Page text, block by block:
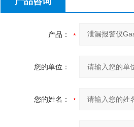
产品：
您的单位：
您的姓名：